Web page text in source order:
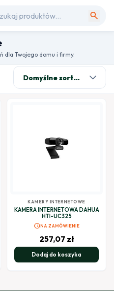
search
dla Twojego domu i firmy.
KAMERY INTERNETOWE
KAMERA INTERNETOWA DAHUA
HTI-UC325
scheduleNA ZAMÓWIENIE
257,07 zł
Dodaj do koszyka